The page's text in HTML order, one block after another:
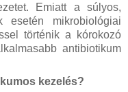
Emiatt a súlyos,
esetén mikrobiológiai
történik a kórokozó
antibiotikum
kezelés?